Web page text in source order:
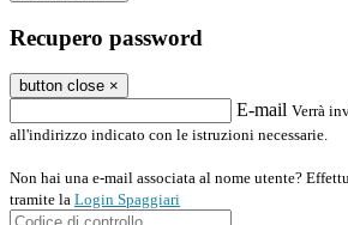
Recupero password
button close ×
E-mail Verrà
all'indirizzo indicato con le istruzioni necessarie.
Non hai una e-mail associata al nome utente?
tramite la Login Spaggiari